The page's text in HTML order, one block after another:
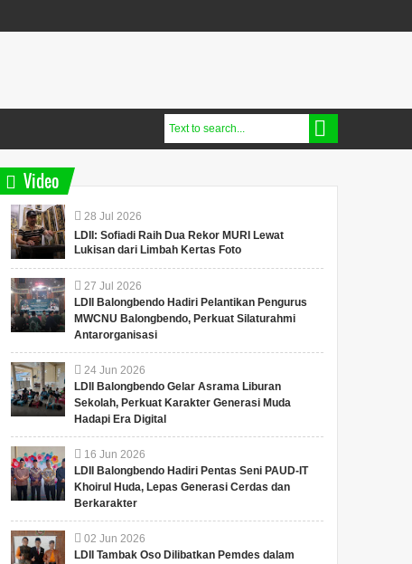
Video
28 Jul 2026
LDII: Sofiadi Raih Dua Rekor MURI Lewat
Lukisan dari Limbah Kertas Foto
27 Jul 2026
LDII Balongbendo Hadiri Pelantikan Pengurus
MWCNU Balongbendo, Perkuat Silaturahmi
Antarorganisasi
24 Jun 2026
LDII Balongbendo Gelar Asrama Liburan
Sekolah, Perkuat Karakter Generasi Muda
Hadapi Era Digital
16 Jun 2026
LDII Balongbendo Hadiri Pentas Seni PAUD-IT
Khoirul Huda, Lepas Generasi Cerdas dan
Berkarakter
02 Jun 2026
LDII Tambak Oso Dilibatkan Pemdes dalam